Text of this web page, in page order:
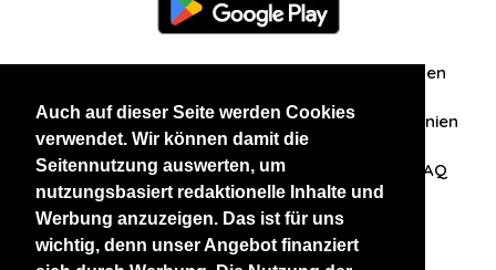
Auch auf dieser Seite werden Cookies
verwendet. Wir können damit die
Seitennutzung auswerten, um
nutzungsbasiert redaktionelle Inhalte und
Werbung anzuzeigen. Das ist für uns
wichtig, denn unser Angebot finanziert
Zuschriften/Erfahrungen
Datenschutzerklärung AGB Datenschutzrichtlinien
Nehmen Sie Kontakt mit uns auf FAQ
Unsere anderen Websites